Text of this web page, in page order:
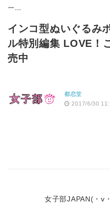
ー…
インコ型ぬいぐるみ
ル特別編集 LOVE！
売中
都恋堂
2017/6/30
女子部JAPAN(・v